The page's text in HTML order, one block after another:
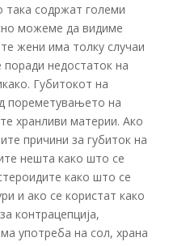
така содржат големи
можеме да видиме
жени има толку случаи
недостаток на
Губитокот на
пореметувањето на
хранливи материи. Ако
причини за губиток на
нешта како што се
како што се
и ако се користат како
контрацепција,
употреба на сол, храна